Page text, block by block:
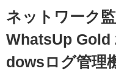
ネットワーク
WhatsUp Gold
dowsログ管理